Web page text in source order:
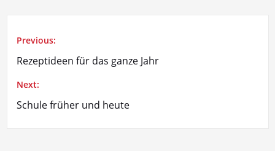
Beitragsnavigation
Previous:
Rezeptideen für das ganze Jahr
Next:
Schule früher und heute